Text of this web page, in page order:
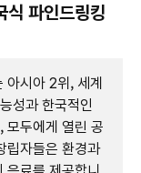
식 파인드링킹
아시아 2위, 세계
성과 한국적인
모두에게 열린 공
립자들은 환경과